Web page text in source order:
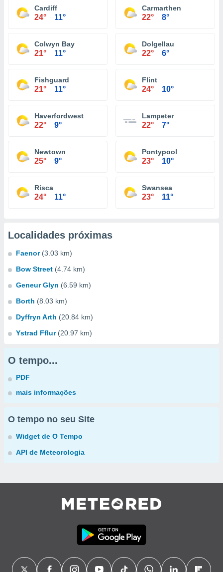
Cardiff
24° 11°
Carmarthen
22° 8°
Colwyn Bay
21° 11°
Dolgellau
22° 6°
Fishguard
21° 11°
Flint
24° 10°
Haverfordwest
22° 9°
Lampeter
22° 7°
Newtown
25° 9°
Pontypool
23° 10°
Risca
24° 11°
Swansea
23° 11°
Localidades próximas
Faenor (3.03 km)
Bow Street (4.74 km)
Geneur Glyn (6.59 km)
Borth (8.03 km)
Dyffryn Arth (20.84 km)
Ystrad Fflur (20.97 km)
O tempo...
PDF
mais informações
O tempo no seu Site
Widget de O Tempo
API de Meteorologia